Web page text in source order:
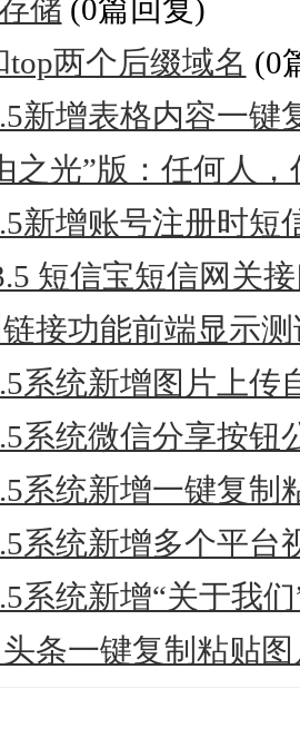
储 (0篇回复)
top两个后缀域名 (0
新增表格内容一键
之光”版：任何人
新增账号注册时短
短信宝短信网关
接功能前端显示测
系统新增图片上传
系统微信分享按
系统新增一键复制
系统新增多个平
系统新增“关于我
条一键复制粘贴